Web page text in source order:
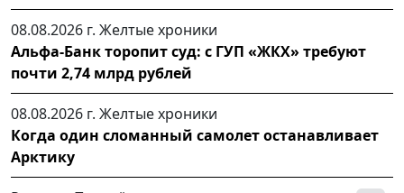
08.08.2026 г. Желтые хроники
Альфа-Банк торопит суд: с ГУП «ЖКХ» требуют
почти 2,74 млрд рублей
08.08.2026 г. Желтые хроники
Когда один сломанный самолет останавливает
Арктику